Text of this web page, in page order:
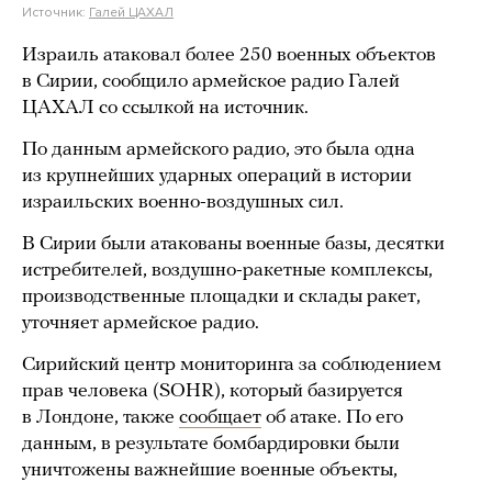
Источник: Галей ЦАХАЛ
Израиль атаковал более 250 военных объектов
в Сирии, сообщило армейское радио Галей
ЦАХАЛ со ссылкой на источник.
По данным армейского радио, это была одна
из крупнейших ударных операций в истории
израильских военно-воздушных сил.
В Сирии были атакованы военные базы, десятки
истребителей, воздушно-ракетные комплексы,
производственные площадки и склады ракет,
уточняет армейское радио.
Сирийский центр мониторинга за соблюдением
прав человека (SOHR), который базируется
в Лондоне, также сообщает об атаке. По его
данным, в результате бомбардировки были
уничтожены важнейшие военные объекты,